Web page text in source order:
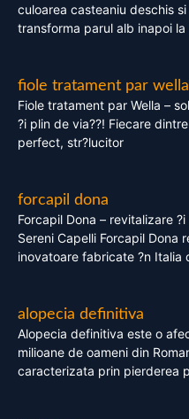
culoarea casteaniu deschis
transforma parul alb inapoi la
fiole tratament par wella
Fiole tratament par Wella –
?i plin de via??! Fiecare
perfect, str?lucitor
forcapil dona
Forcapil Dona – revitalizare
Sereni Capelli Forcapil Dona
inovatoare fabricate ?n Italia
alopecia definitiva
Alopecia definitiva este o
milioane de oameni din
caracterizata prin pierderea